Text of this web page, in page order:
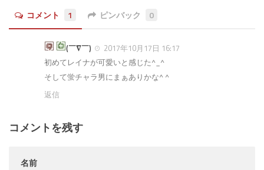
コメント 1 ピンバック 0
(￣∇￣)
2017年10月17日 16:17
初めてレイナが可愛いと感じた^_^
そして蛍チャラ男にまぁありかな^ ^
返信
コメントを残す
名前